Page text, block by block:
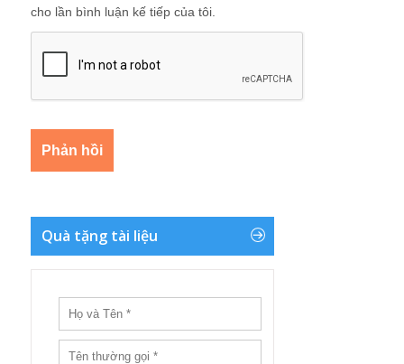
cho lần bình luận kế tiếp của tôi.
Quà tặng tài liệu